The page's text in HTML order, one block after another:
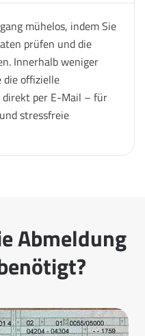
mühelos, indem Sie
prüfen und die
Innerhalb weniger
offizielle
per E-Mail – für
stressfreie
Abmeldung